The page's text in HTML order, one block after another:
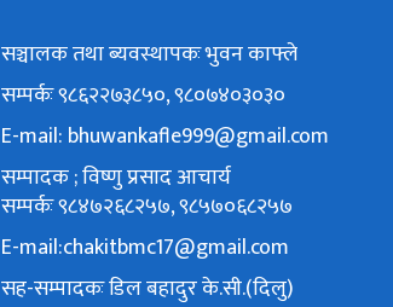
सञ्चालक तथा ब्यवस्थापकः भुवन काफ्ले
सम्पर्कः ९८६२२७३८५०, ९८०७४०३०३०
E-mail: bhuwankafle999@gmail.com
सम्पादक ; विष्णु प्रसाद आचार्य
सम्पर्कः ९८४७२६८२५७, ९८५७०६८२५७
E-mail:chakitbmc17@gmail.com
सह-सम्पादकः डिल बहादुर के.सी.(दिलु)